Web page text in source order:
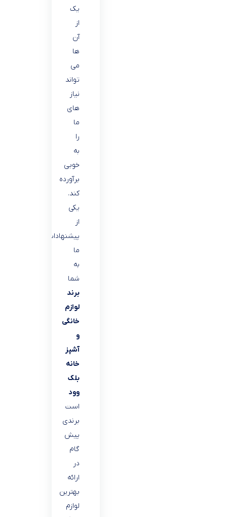
یک
از
آن
ها
می
تواند
نیاز
های
ما
را
به
خوبی
برآورده
کند.
یکی
از
پیشنهادات
ما
به
شما
برند
لوازم
خانگی
و
آشپز
خانه
بلک
وود
است
برندی
پیش
گام
در
ارائه
بهترین
لوازم